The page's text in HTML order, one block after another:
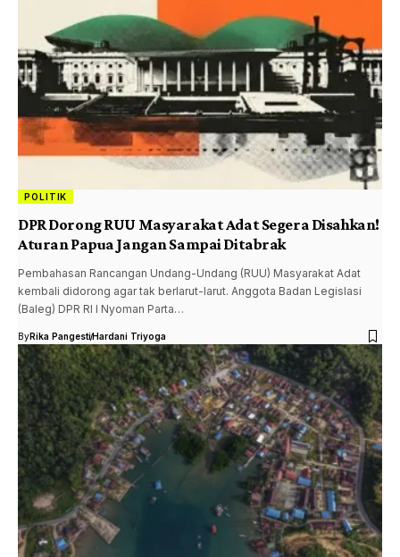
POLITIK
DPR Dorong RUU Masyarakat Adat Segera Disahkan!
Aturan Papua Jangan Sampai Ditabrak
Pembahasan Rancangan Undang-Undang (RUU) Masyarakat Adat
kembali didorong agar tak berlarut-larut. Anggota Badan Legislasi
(Baleg) DPR RI I Nyoman Parta…
ByRika PangestiHardani Triyoga